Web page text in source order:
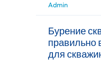
Admin
Бурение
правильно
для